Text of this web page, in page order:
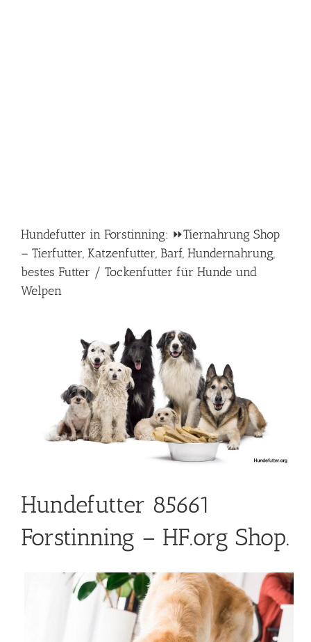
Hundefutter in Forstinning: ⏩Tiernahrung Shop
– Tierfutter, Katzenfutter, Barf, Hundernahrung,
bestes Futter / Tockenfutter für Hunde und
Welpen
Hundefutter 85661
Forstinning – HF.org Shop.